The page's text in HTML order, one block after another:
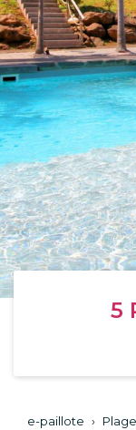
5
e-paillote ›